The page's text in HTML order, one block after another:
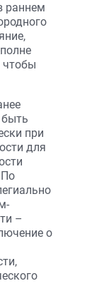
раннем
чтобы
при
для
–
о